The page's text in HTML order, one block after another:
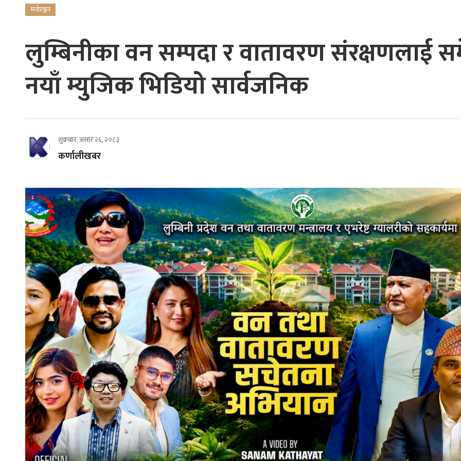
मनोरञ्जन
लुम्बिनीका वन सम्पदा र वातावरण संरक्षणलाई
नयाँ म्युजिक भिडियो सार्वजनिक
शुक्रबार, असार २६, २०८३
कर्णालीखबर